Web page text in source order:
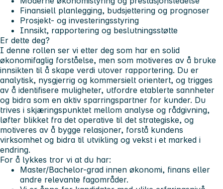
Finansiell planlegging, budsjettering og prognoser
Prosjekt‑ og investeringsstyring
Innsikt, rapportering og beslutningsstøtte
Er dette deg?
I denne rollen ser vi etter deg som har en solid
økonomifaglig forståelse, men som motiveres av å bruke
innsikten til å skape verdi utover rapportering. Du er
analytisk, nysgjerrig og kommersielt orientert, og trigges
av å identifisere muligheter, utfordre etablerte sannheter
og bidra som en aktiv sparringspartner for kunder. Du
trives i skjæringspunktet mellom analyse og rådgivning,
løfter blikket fra det operative til det strategiske, og
motiveres av å bygge relasjoner, forstå kundens
virksomhet og bidra til utvikling og vekst i et marked i
endring.
For å lykkes tror vi at du har:
Master/Bachelor-grad innen økonomi, finans eller
andre relevante fagområder.